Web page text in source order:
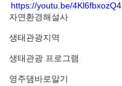
자연환경해설사
생태관광지역
생태관광 프로그램
영주댐바로알기
https://youtu.be/4Kl6fbxozQ4